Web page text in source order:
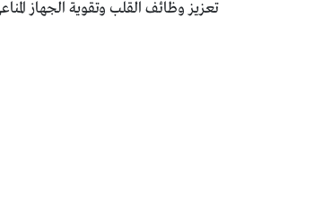
تعزيز وظائف القلب وتقوية الجهاز